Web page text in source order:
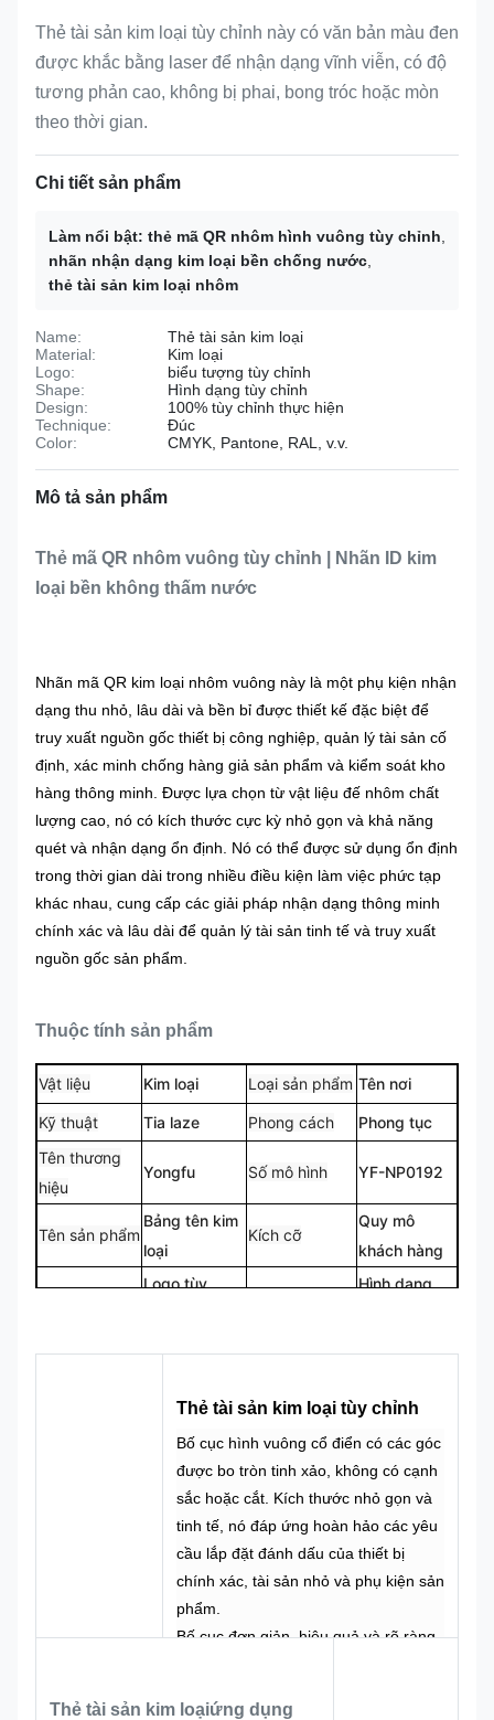
Thẻ tài sản kim loại tùy chỉnh này có văn bản màu đen
được khắc bằng laser để nhận dạng vĩnh viễn, có độ
tương phản cao, không bị phai, bong tróc hoặc mòn
theo thời gian.
Chi tiết sản phẩm
Làm nổi bật: thẻ mã QR nhôm hình vuông tùy chỉnh
nhãn nhận dạng kim loại bền chống nước
thẻ tài sản kim loại nhôm
Name:
Thẻ tài sản kim loại
Material:
Kim loại
Logo:
biểu tượng tùy chỉnh
Shape:
Hình dạng tùy chỉnh
Design:
100% tùy chỉnh thực hiện
Technique:
Đúc
Color:
CMYK, Pantone, RAL, v.v.
Mô tả sản phẩm
Thẻ mã QR nhôm vuông tùy chỉnh | Nhãn ID kim
loại bền không thấm nước
Nhãn mã QR kim loại nhôm vuông này là một phụ kiện nhận
dạng thu nhỏ, lâu dài và bền bỉ được thiết kế đặc biệt để
truy xuất nguồn gốc thiết bị công nghiệp, quản lý tài sản cố
định, xác minh chống hàng giả sản phẩm và kiểm soát kho
hàng thông minh. Được lựa chọn từ vật liệu đế nhôm chất
lượng cao, nó có kích thước cực kỳ nhỏ gọn và khả năng
quét và nhận dạng ổn định. Nó có thể được sử dụng ổn định
trong thời gian dài trong nhiều điều kiện làm việc phức tạp
khác nhau, cung cấp các giải pháp nhận dạng thông minh
chính xác và lâu dài để quản lý tài sản tinh tế và truy xuất
nguồn gốc sản phẩm.
Thuộc tính sản phẩm
Vật liệu Kim loại Loại sản phẩm Tên nơi
Kỹ thuật Tia laze Phong cách
Phong tục
Tên thương
hiệu
Yongfu Số mô hình YF-NP0192
Tên sản phẩm
Bảng tên kim
loại
Kích cỡ
Quy mô
khách hàng
Logo tùy
Hình dạng
RAL, v.v.
hiện
Thẻ tài sản kim loại tùy chỉnh
Bố cục hình vuông cổ điển có các góc
được bo tròn tinh xảo, không có cạnh
sắc hoặc cắt. Kích thước nhỏ gọn và
tinh tế, nó đáp ứng hoàn hảo các yêu
cầu lắp đặt đánh dấu của thiết bị
chính xác, tài sản nhỏ và phụ kiện sản
phẩm.
Bố cục đơn giản, hiệu quả và rõ ràng
Thẻ tài sản kim loạiứng dụng